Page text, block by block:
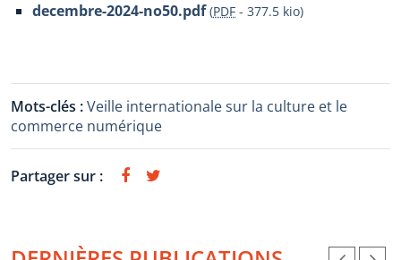
decembre-2024-no50.pdf (PDF - 377.5 kio)
Mots-clés :Veille internationale sur la culture et le
commerce numérique
Partager sur :